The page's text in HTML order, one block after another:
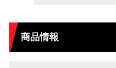
商品情報